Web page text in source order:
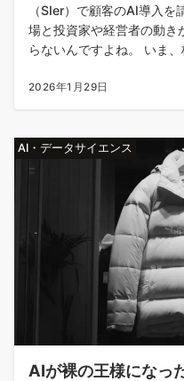
（SIer）で顧客のAI導入
場と投資家や経営者の動き
らないんですよね。 いま
2026年1月29日
AI・データサイエンス
AIが裸の王様になっ